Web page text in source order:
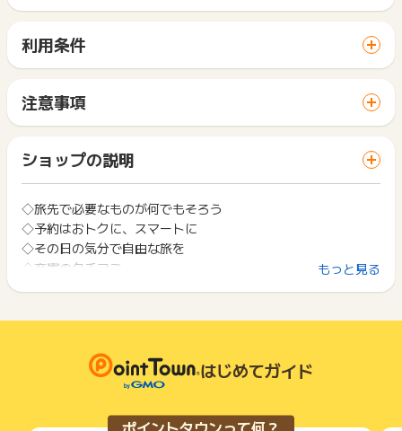
・予約完了後90日以内に申込内容を変更、キャンセルされた場
・ギフトカードの購入
・東京ディズニーリゾート、ユニバーサルスタジオジャパンの
・WEB申込後、予約完了に至らない場合
・虚偽・架空・いたずら
・未入金・不正予約・返金・申込み不備
・キャンセル（クーリングオフ含む） など
・購入時にクーポンを使用した場合
「鉄道」カテゴリ内の日本国内商品は獲得対象外です。
*クーポンを利用した金額分のみではなく、クーポンを利用した
注文自体が獲得対象外となります。
※ポイントに関するお問い合わせは、
ポイントタウンのサポート
ざいます。
利用条件
サイトに移動してからお申し込みやお買い物が完了するまでの
間に、同じブラウザ（※）で他のサイトに移動した場合はポイン
ト獲得ができません。
「 申込をしてポイントGET 」ボタンを押した時とサービス・
お買い物利用時で、デバイス・ブラウザが異なる場合はポイン
ト獲得ができません。
2回以上同じお買い物・サービスをご利用される場合は、毎回
ポイントタウンに戻り、「 申込をしてポイントGET 」ボタン
を押してからご利用ください。
下記の事項に該当する場合、広告主側で対象外とみなし、「獲
得無効」となる可能性があります。
て一度でも同サービス・お買い物を利用されたことがある場合
ご利用前には、Cookieの削除をおこなっていただくことを推奨
注意事項
一部のサービスにつきましては、1商品につき10円単位の金額
は切り捨てとなります。
ポイント獲得が1ポイント未満のものは切り捨てとなり、ポイ
ント履歴には記載されません。
原則として広告主側のポイント等を利用して支払われた金額分
につきましては、ポイントタウンのポイント獲得の対象には含
まれません。
広告主が運営しているサービスの都合もしくは会員様の都合で
商品の交換や一部でもキャンセルされた場合、ポイントが無効
各サービス・お買い物の獲得ポイントや獲得条件、キャンペー
れた時点の条件が適用されます。
条件を達成しているかどうかは各広告主ではなく、代理店が行
っているため、広告主はポイントに関する詳細を把握しており
そのため、ポイントタウンのポイントに関するお問い合わせを
ショップの説明
◇旅先で必要なものが何でもそろう
◇予約はおトクに、スマートに
◇その日の気分で自由な旅を
◇充実のクチコミ
もっと見る
はじめてガイド